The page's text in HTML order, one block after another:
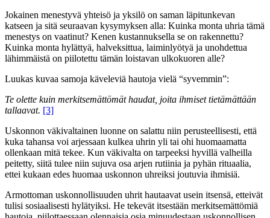
Jokainen menestyvä yhteisö ja yksilö on saman läpitunkevan
katseen ja sitä seuraavan kysymyksen alla: Kuinka monta uhria tämä
menestys on vaatinut? Kenen kustannuksella se on rakennettu?
Kuinka monta hylättyä, halveksittua, laiminlyötyä ja unohdettua
lähimmäistä on piilotettu tämän loistavan ulkokuoren alle?
Luukas kuvaa samoja käveleviä hautoja vielä “syvemmin”:
Te olette kuin merkitsemättömät haudat, joita ihmiset tietämättään
tallaavat. [3]
Uskonnon väkivaltainen luonne on salattu niin perusteellisesti, että
kuka tahansa voi arjessaan kulkea uhrin yli tai ohi huomaamatta
ollenkaan mitä tekee. Kun väkivalta on tarpeeksi hyvillä valheilla
peitetty, siitä tulee niin sujuva osa arjen rutiinia ja pyhän rituaalia,
ettei kukaan edes huomaa uskonnon uhreiksi joutuvia ihmisiä.
Armottoman uskonnollisuuden uhrit hautaavat usein itsensä, etteivät
tulisi sosiaalisesti hylätyiksi. He tekevät itsestään merkitsemättömiä